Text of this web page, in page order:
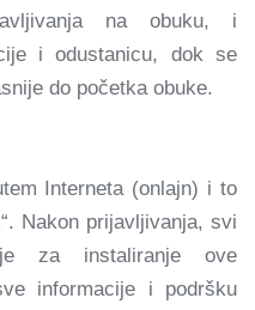
na obuku, i
i odustanicu, dok se
do početka obuke.
Interneta (onlajn) i to
Nakon prijavljivanja, svi
za instaliranje ove
informacije i podršku